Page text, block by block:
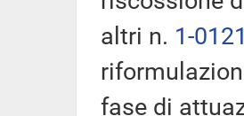
altri n. 1-
fase di